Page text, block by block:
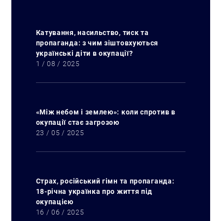
Катування, насильство, тиск та
пропаганда: з чим зіштовхуються
українські діти в окупації?
1 / 08 / 2025
«Між небом і землею»: коли спротив в
окупації стає загрозою
23 / 05 / 2025
Страх, російський гімн та пропаганда:
18-річна українка про життя під
окупацією
16 / 06 / 2025